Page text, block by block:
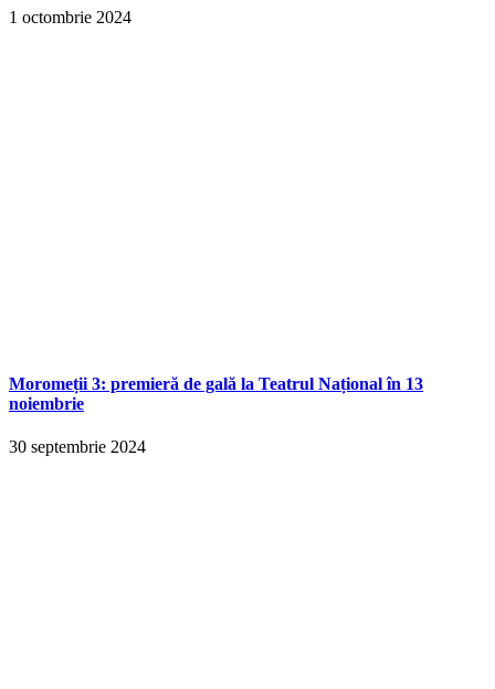
1 octombrie 2024
Moromeții 3: premieră de gală la Teatrul Național în 13
noiembrie
30 septembrie 2024